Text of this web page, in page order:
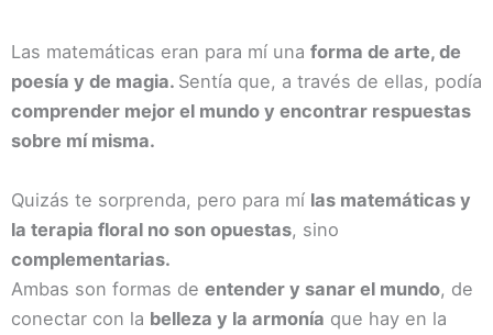
Las matemáticas eran para mí una forma de arte, de
poesía y de magia. Sentía que, a través de ellas, podía
comprender mejor el mundo y encontrar respuestas
sobre mí misma.
Quizás te sorprenda, pero para mí las matemáticas y
la terapia floral no son opuestas, sino
complementarias.
Ambas son formas de entender y sanar el mundo, de
conectar con la belleza y la armonía que hay en la